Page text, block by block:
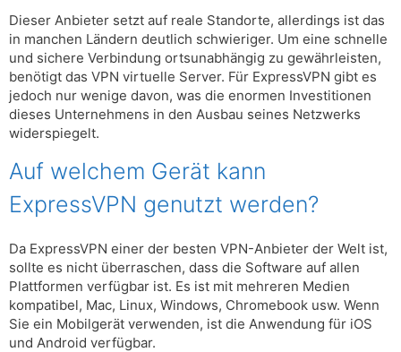
Dieser Anbieter setzt auf reale Standorte, allerdings ist das
in manchen Ländern deutlich schwieriger. Um eine schnelle
und sichere Verbindung ortsunabhängig zu gewährleisten,
benötigt das VPN virtuelle Server. Für ExpressVPN gibt es
jedoch nur wenige davon, was die enormen Investitionen
dieses Unternehmens in den Ausbau seines Netzwerks
widerspiegelt.
Auf welchem ​​Gerät kann
ExpressVPN genutzt werden?
Da ExpressVPN einer der besten VPN-Anbieter der Welt ist,
sollte es nicht überraschen, dass die Software auf allen
Plattformen verfügbar ist. Es ist mit mehreren Medien
kompatibel, Mac, Linux, Windows, Chromebook usw. Wenn
Sie ein Mobilgerät verwenden, ist die Anwendung für iOS
und Android verfügbar.